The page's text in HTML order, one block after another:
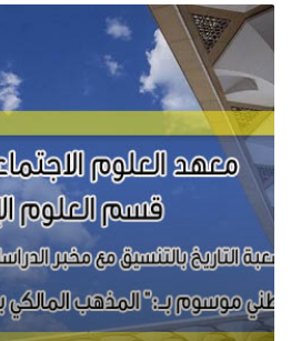
ملتقى
وطني
المذهب
المالكي
بالجزائر
التأسيس
إلى
التفعيل